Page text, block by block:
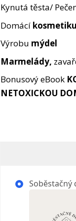
Kynutá těsta/
Domácí kosmetiku
Výrobu mýdel
Marmelády,
Bonusový eBook
NETOXICKOU
Soběstačný